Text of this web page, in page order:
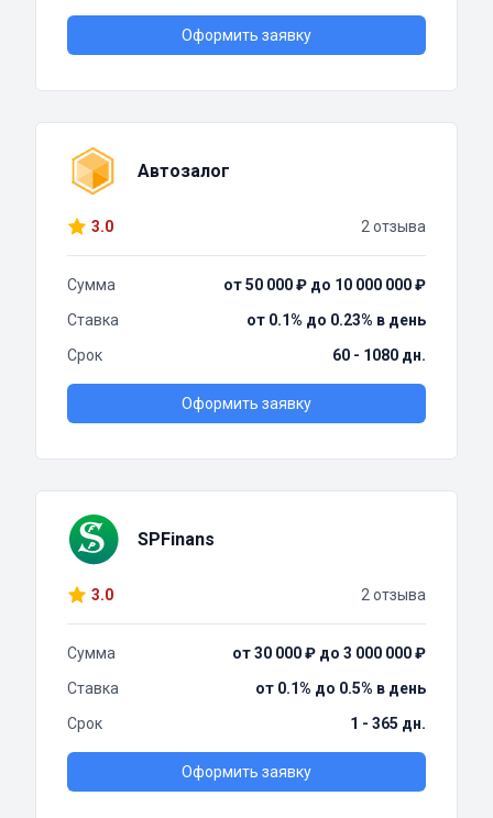
Оформить заявку
Автозалог
3.0 2 отзыва
Сумма
от 50 000 ₽ до 10 000 000 ₽
Ставка
от 0.1% до 0.23% в день
Срок
60 - 1080 дн.
Оформить заявку
SPFinans
3.0 2 отзыва
Сумма
от 30 000 ₽ до 3 000 000 ₽
Ставка
от 0.1% до 0.5% в день
Срок
1 - 365 дн.
Оформить заявку